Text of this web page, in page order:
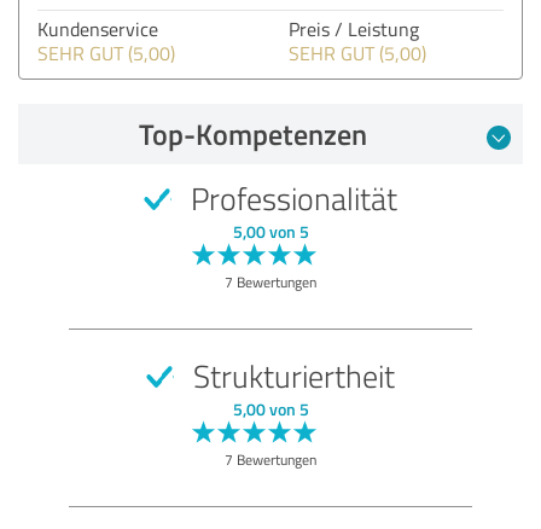
Kundenservice
SEHR GUT (5,00)
Preis / Leistung
SEHR GUT (5,00)
Top-Kompetenzen
Professionalität
5,00 von 5
7 Bewertungen
Strukturiertheit
5,00 von 5
7 Bewertungen